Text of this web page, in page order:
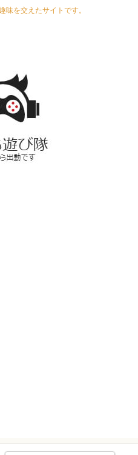
味を交えたサイトです。